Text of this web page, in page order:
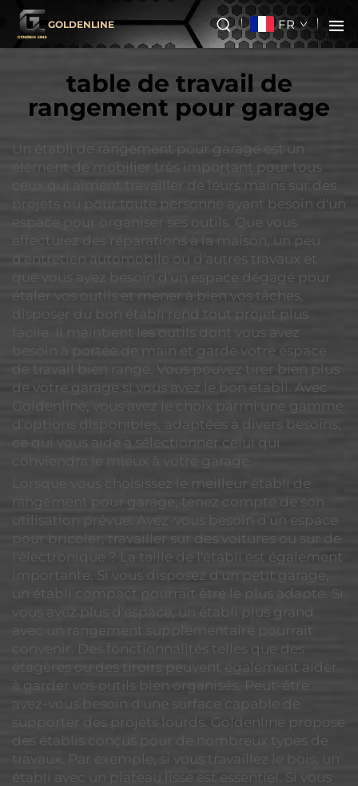
GOLDENLINE FR
table de travail de
rangement pour garage
Un établi de rangement pour garage est un
élément de mobilier très important pour tous
ceux qui aiment travailler de leurs mains sur des
projets ou pour toute personne ayant besoin d'un
espace pour organiser ses outils. Que vous
effectuiez des réparations à la maison, un peu
d'entretien automobile ou d'autres travaux et
que vous ayez besoin d'un espace dégagé pour
étaler vos outils et mener à bien vos tâches,
disposer du bon établi rend tout projet plus
facile. Il maintient les outils dont vous avez
besoin à portée de main et garde votre espace
de travail bien rangé. Vous pouvez tirer bien plus
de votre garage si vous avez le bon établi. Avec
Goldenline, vous avez le choix parmi une gamme
d'options disponibles, adaptées à divers besoins,
ce qui vous aide à sélectionner celui qui
conviendra le mieux à votre garage.
Lorsque vous choisissez le meilleur établi de
rangement pour garage, tenez compte de son
utilisation prévue. Avez-vous besoin d'un espace
pour bricoler, travailler sur des voitures ou sur de
l'électronique ? La taille de l'établi est également
importante. Si vous disposez d'un petit garage,
un établi compact pourrait être le plus adapté. Si
vous avez plus d'espace, un établi plus grand
avec un rangement supplémentaire pourrait
convenir. Des fonctionnalités telles que des
étagères ou des tiroirs peuvent également aider
à garder vos outils bien organisés. Peut-être
avez-vous besoin d'une surface capable de
supporter des projets lourds. Goldenline propose
des établis conçus pour de nombreux types de
travaux. Par exemple, si vous travaillez le bois, un
établi avec un plateau lisse est essentiel. Si vous